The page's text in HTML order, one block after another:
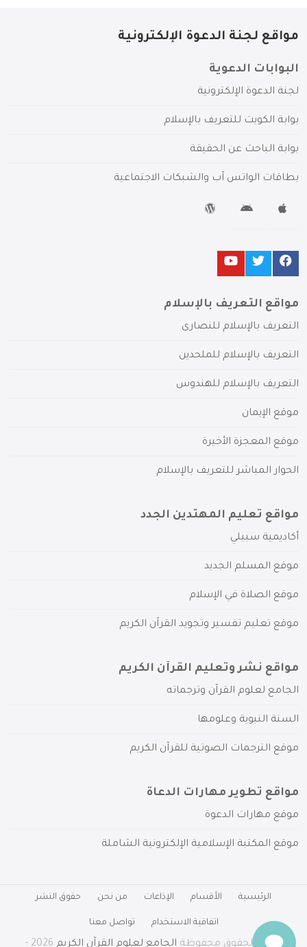
مواقع لجنة الدعوة الإلكترونية
البوابات الدعوية
لجنة الدعوة الإلكترونية
بوابة الكويت للتعريف بالإسلام
بوابة الباحث عن الحقيقة
بطاقات الواتس آب والشبكات الاجتماعية
مواقع التعريف بالإسلام
التعريف بالإسلام للنصارى
التعريف بالإسلام للملحدين
التعريف بالإسلام للهندوس
موقع الإيمان
موقع المعجزة الأخيرة
الحوار المباشر للتعريف بالإسلام
مواقع تعليم المهتدين الجدد
أكاديمية سبيلي
موقع المسلم الجديد
موقع الصلاة في الإسلام
موقع تعليم تفسير وتجويد القرآن الكريم
مواقع نشر وتعليم القرآن الكريم
الجامع لعلوم القرآن وترجماته
السنة النبوية وعلومها
موقع الترجمات الصوتية للقرآن الكريم
مواقع تطوير مهارات الدعاة
موقع مهارات الدعوة
موقع المكتبة الإسلامية الإلكترونية الشاملة
الرئيسية الأقسام الإذاعات من نحن حقوق النشر
اتفاقية الاستخدام تواصل معنا
جميع الحقوق محفوظة الجامع لعلوم القرآن الكريم 2026 -